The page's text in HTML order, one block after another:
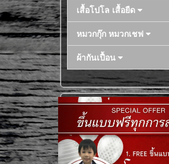
เสื้อโปโล เสื้อยืด
หมวกกุ๊ก หมวกเชฟ
ผ้ากันเปื้อน